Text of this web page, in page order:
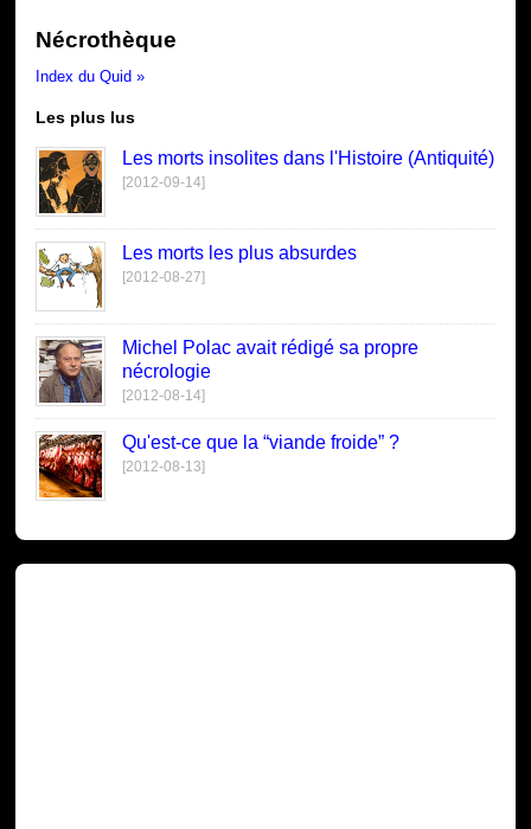
Nécrothèque
Index du Quid »
Les plus lus
Les morts insolites dans l'Histoire (Antiquité)
[2012-09-14]
Les morts les plus absurdes
[2012-08-27]
Michel Polac avait rédigé sa propre
nécrologie
[2012-08-14]
Qu'est-ce que la “viande froide” ?
[2012-08-13]